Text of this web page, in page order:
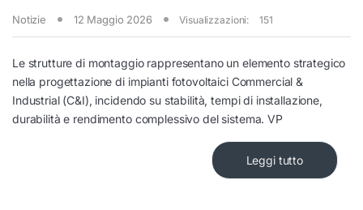
Notizie 12 Maggio 2026 Visualizzazioni: 151
Le strutture di montaggio rappresentano un elemento strategico
nella progettazione di impianti fotovoltaici Commercial &
Industrial (C&I), incidendo su stabilità, tempi di installazione,
durabilità e rendimento complessivo del sistema. VP
Leggi tutto